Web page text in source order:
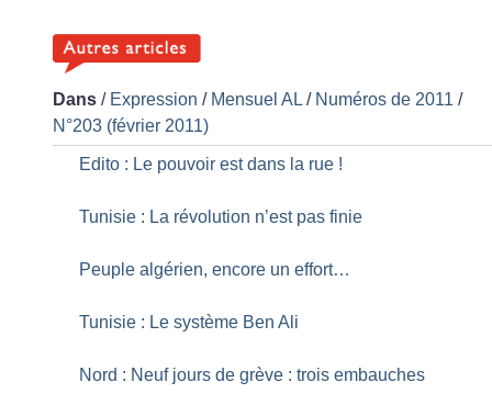
Dans / Expression / Mensuel AL / Numéros de 2011 /
N°203 (février 2011)
Edito : Le pouvoir est dans la rue !
Tunisie : La révolution n’est pas finie
Peuple algérien, encore un effort…
Tunisie : Le système Ben Ali
Nord : Neuf jours de grève : trois embauches